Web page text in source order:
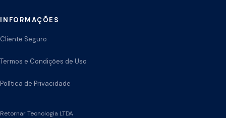
INFORMAÇÕES
Cliente Seguro
Termos e Condições de Uso
Política de Privacidade
Retornar Tecnologia LTDA